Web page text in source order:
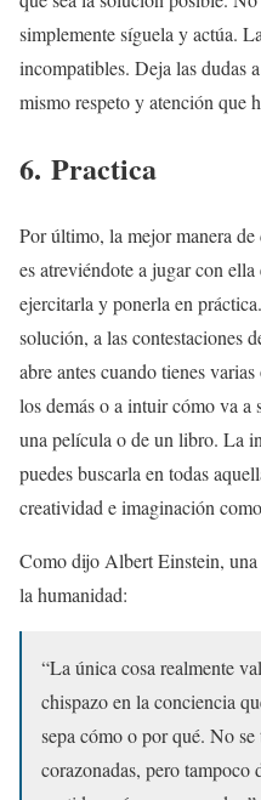
simplemente síguela y actúa.
incompatibles. Deja las dudas
mismo respeto y atención que
6. Practica
Por último, la mejor manera
es atreviéndote a jugar con
ejercitarla y ponerla en
solución, a las contestaciones
abre antes cuando tienes
los demás o a intuir cómo va a
una película o de un libro. La
puedes buscarla en todas
creatividad e imaginación
Como dijo Albert Einstein, una
la humanidad:
“La única cosa realmente
chispazo en la conciencia
sepa cómo o por qué. No
corazonadas, pero tampoco